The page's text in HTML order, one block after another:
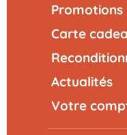
Promotions
Carte
Actualités
Votre